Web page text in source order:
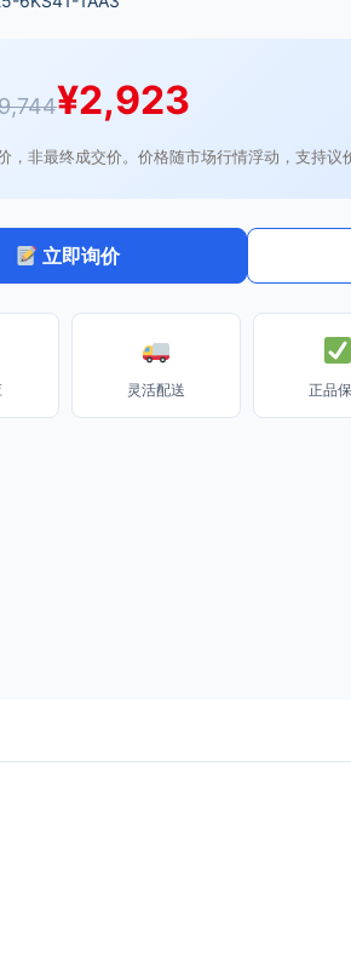
¥2,923
，非最终成交价。价格随市场行情浮动，支持议
立即询价
灵活配送 正品